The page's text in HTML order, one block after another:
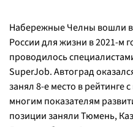
Набережные Челны вошли в
России для жизни в 2021-м
проводилось
SuperJob. Автоград
занял 8-е место в рейтинге
многим показателям
позиции заняли Тюмень,